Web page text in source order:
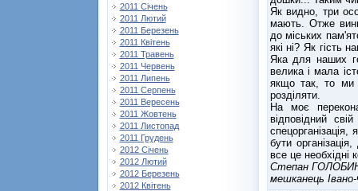
2011 Січень
2011 Лютий
2011 Березень
2011 Квітень
2011 Травень
2011 Червень
2011 Липень
2011 Серпень
2011 Вересень
2011 Жовтень
2011 Листопад
2011 Грудень
2012 Січень
2012 Лютий
2012 Березень
2012 Квітень
Як видно, три
мають. Отже
до міських
які ні? Як гість
Яка для наших
велика і мала
якщо так, то ми
розділяти.
На моє
відповідний
бути
все це
Степан
мешканець Івано-